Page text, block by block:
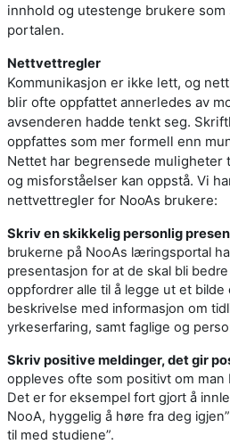
innhold og utestenge brukere
portalen.
Nettvettregler
Kommunikasjon er ikke lett, og
blir ofte oppfattet annerledes av
avsenderen hadde tenkt seg.
oppfattes som mer formell enn
Nettet har begrensede muligheter
og misforståelser kan oppstå. Vi
nettvettregler for NooAs brukere:
Skriv en skikkelig personlig
brukerne på NooAs læringsportal
presentasjon for at de skal bli
oppfordrer alle til å legge ut et bilde
beskrivelse med informasjon om
yrkeserfaring, samt faglige og
Skriv positive meldinger, det gir
oppleves ofte som positivt om man
Det er for eksempel fort gjort å
NooA, hyggelig å høre fra deg
til med studiene”.